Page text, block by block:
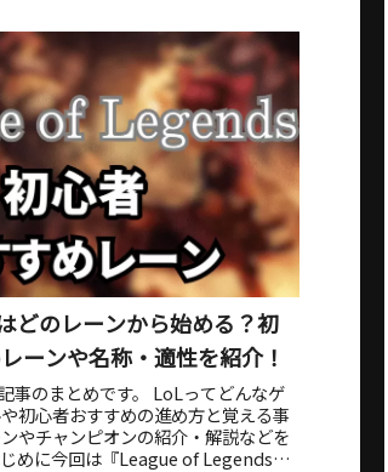
どのレーンから始める？初
ーンや名称・適性を紹介！
事のまとめです。 LoLってどんなゲ
初心者おすすめの進め方と覚える事
やチャンピオンの紹介・解説などを
めに今回は『League of Legends』